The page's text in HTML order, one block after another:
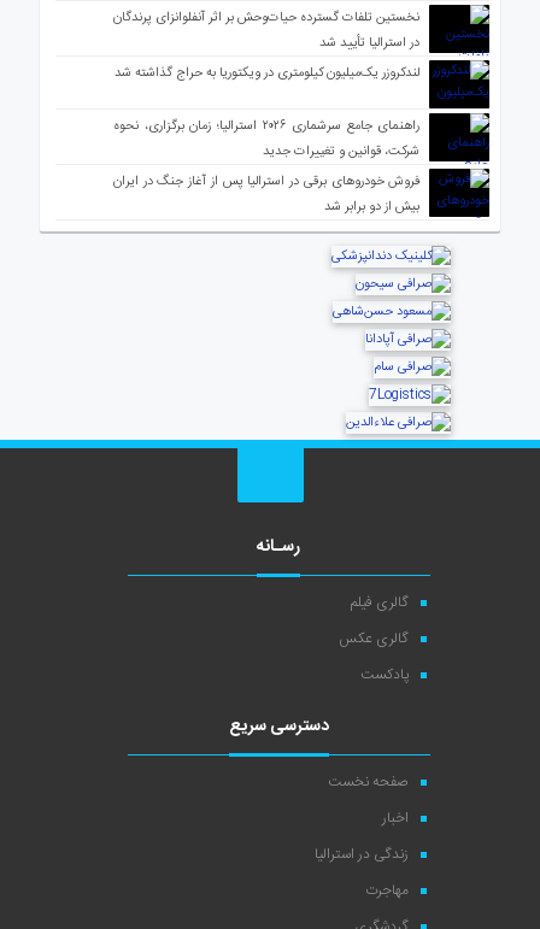
نخستین تلفات گسترده حیات‌وحش بر اثر آنفلوانزای پرندگان
در استرالیا تأیید شد
لندکروزر یک‌میلیون کیلومتری در ویکتوریا به حراج گذاشته شد
راهنمای جامع سرشماری ۲۰۲۶ استرالیا؛ زمان برگزاری، نحوه
شرکت، قوانین و تغییرات جدید
فروش خودروهای برقی در استرالیا پس از آغاز جنگ در ایران
بیش از دو برابر شد
رسـانه
گالری فیلم
گالری عکس
پادکست
دسترسی سریع
صفحه نخست
اخبار
زندگی در استرالیا
مهاجرت